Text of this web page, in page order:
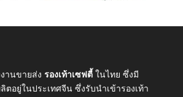
านขายส่ง รองเท้าเซฟตี้ ในไทย ซึ่งมี
ตอยู่ในประเทศจีน ซึ่งรับนำเข้ารองเท้า